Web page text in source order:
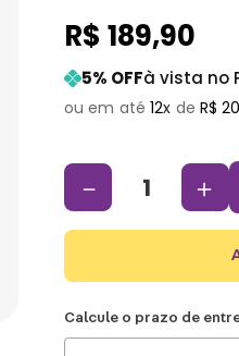
R$ 189,90
5% OFFà vista no
12 R$
＋
－